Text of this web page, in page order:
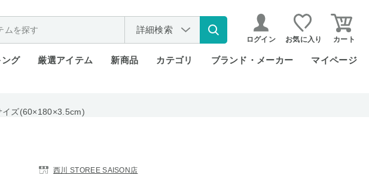
詳細検索
ログイン お気に入り カート
ング 厳選アイテム 新商品 カテゴリ ブランド・メーカー マイページ
イズ(60×180×3.5cm)
西川 STOREE SAISON店